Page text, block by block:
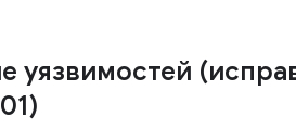
уязвимостей